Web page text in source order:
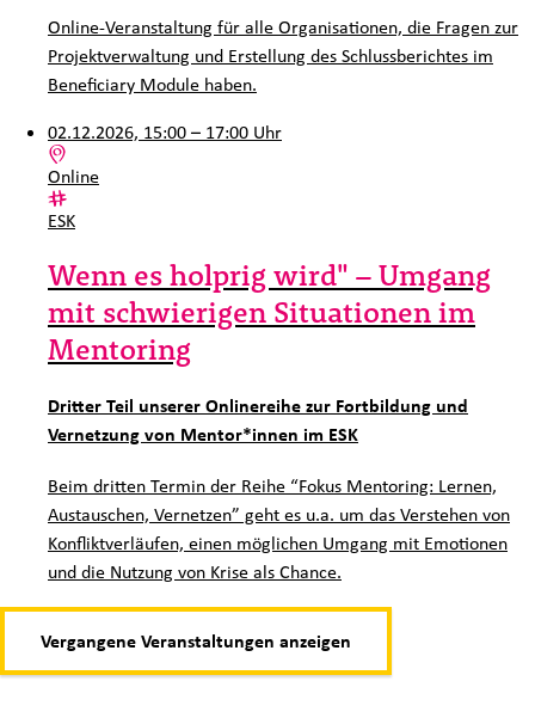
Online-Veranstaltung für alle Organisationen, die Fragen zur
Projektverwaltung und Erstellung des Schlussberichtes im
Beneficiary Module haben.
02.12.2026, 15:00 – 17:00 Uhr
Ort:
Online
Kategorie:
ESK
Wenn es holprig wird" – Umgang
mit schwierigen Situationen im
Mentoring
Dritter Teil unserer Onlinereihe zur Fortbildung und
Vernetzung von Mentor*innen im ESK
Beim dritten Termin der Reihe “Fokus Mentoring: Lernen,
Austauschen, Vernetzen” geht es u.a. um das Verstehen von
Konfliktverläufen, einen möglichen Umgang mit Emotionen
und die Nutzung von Krise als Chance.
Vergangene Veranstaltungen anzeigen